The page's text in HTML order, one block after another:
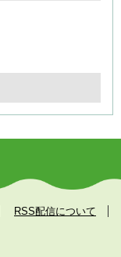
RSS配信について